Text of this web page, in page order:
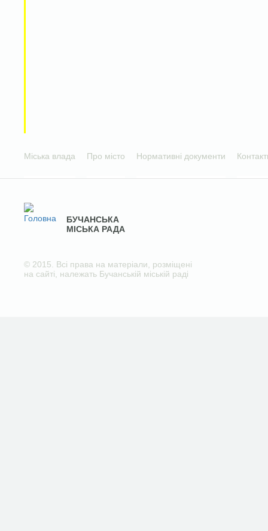
Міська влада Про місто Нормативні документи
БУЧАНСЬКА
МІСЬКА РАДА
© 2015. Всі права на матеріали, розміщені
на сайті, належать Бучанській міській раді